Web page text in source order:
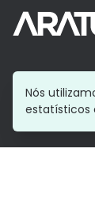
Nós
estatísticos